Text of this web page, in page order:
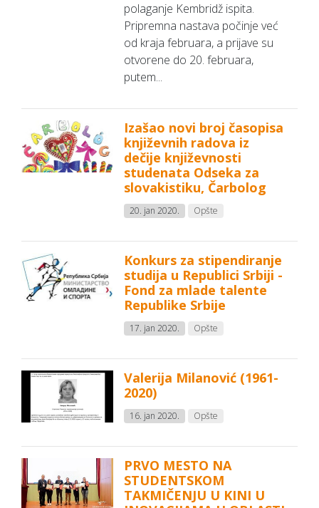
polaganje Kembridž ispita.
Pripremna nastava počinje već
od kraja februara, a prijave su
otvorene do 20. februara,
putem...
Izašao novi broj časopisa
književnih radova iz
dečije književnosti
studenata Odseka za
slovakistiku, Čarbolog
20. jan 2020. Opšte
Konkurs za stipendiranje
studija u Republici Srbiji -
Fond za mlade talente
Republike Srbije
17. jan 2020. Opšte
Valerija Milanović (1961-
2020)
16. jan 2020. Opšte
PRVO MESTO NA
STUDENTSKOM
TAKMIČENJU U KINI U